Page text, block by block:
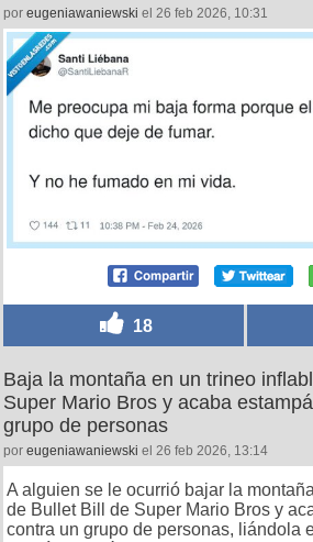
por eugeniawaniewski el 26 feb 2026, 10:31
18
Baja la montaña en un trineo
Super Mario Bros y acaba
grupo de personas
por eugeniawaniewski el 26 feb 2026, 13:14
A alguien se le ocurrió bajar la
de Bullet Bill de Super Mario Bros y
contra un grupo de personas, liándola